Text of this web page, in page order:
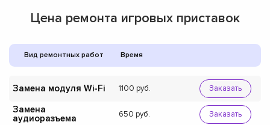
Цена ремонта игровых приставок
Вид ремонтных работ Время
Замена модуля Wi-Fi 1100 Заказать
Замена
аудиоразъема
650 Заказать